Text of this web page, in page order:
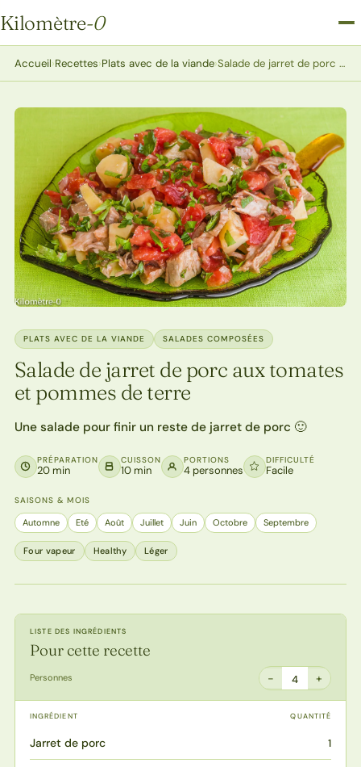
Kilomètre-0
Kilomètre-0
Accueil›Recettes›Plats avec de la viande› Salade de jarret de porc aux tomates et pommes de terre
PLATS AVEC DE LA VIANDE SALADES COMPOSÉES
Salade de jarret de porc aux tomates
et pommes de terre
Une salade pour finir un reste de jarret de porc 🙂
PRÉPARATION
20 min
CUISSON
10 min
PORTIONS
4 personnes
DIFFICULTÉ
Facile
SAISONS & MOIS
Automne Eté Août Juillet Juin Octobre Septembre
Four vapeur Healthy Léger
LISTE DES INGRÉDIENTS
Pour cette recette
Personnes − 4 +
INGRÉDIENT QUANTITÉ
Jarret de porc 1